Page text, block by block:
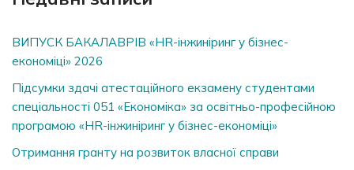
ВИПУСК БАКАЛАВРІВ «HR-інжиніринг у бізнес-
економіці» 2026
Підсумки здачі атестаційного екзамену студентами
спеціальності 051 «Економіка» за освітньо-професійною
програмою «HR-інжиніринг у бізнес-економіці»
Отримання гранту на розвиток власної справи